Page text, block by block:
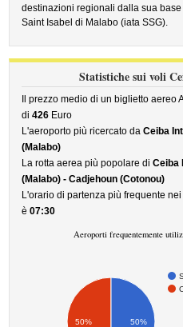
destinazioni regionali dalla sua
Saint Isabel di Malabo (iata SSG).
Statistiche sui voli
Il prezzo medio di un biglietto aereo
di426 Euro
L'aeroporto più ricercato daCeiba
(Malabo)
La rotta aerea più popolare diCeiba
(Malabo) - Cadjehoun (Cotonou)
L'orario di partenza più frequente
è07:30
Aeroporti frequentemente
50% 50%